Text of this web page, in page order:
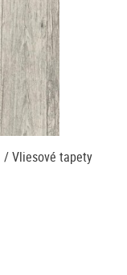
/ Vliesové tapety